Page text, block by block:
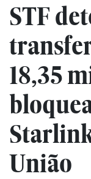
STF
18,35
União